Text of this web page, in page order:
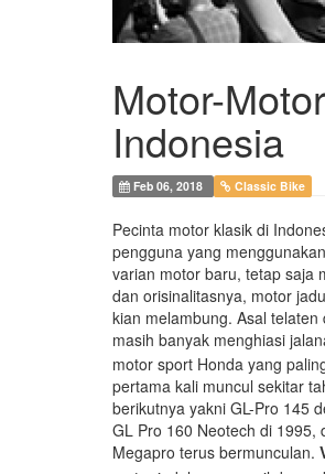
Motor-
Indonesia
Feb 06, 2018 Classic Bike
Pecinta motor klasik di
pengguna yang
varian motor baru, tetap saja
dan orisinalitasnya, motor
kian melambung. Asal
masih banyak menghiasi
motor sport Honda yang
pertama kali muncul sekitar
berikutnya yakni GL-Pro 145
GL Pro 160 Neotech di 1995,
Megapro terus bermunculan.